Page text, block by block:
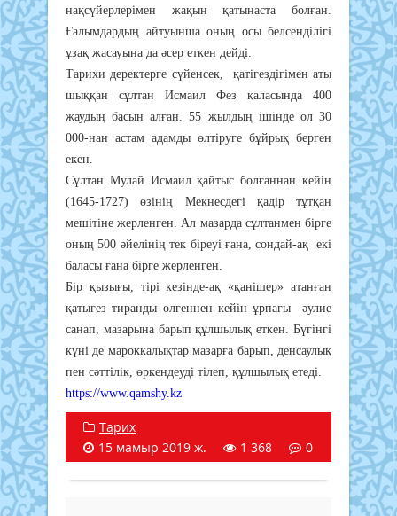
нақсүйерлерімен жақын қатынаста болған.
Ғалымдардың айтуынша оның осы белсенділігі
ұзақ жасауына да әсер еткен дейді.
Тарихи деректерге сүйенсек, қатігездігімен аты
шыққан сұлтан Исмаил Фез қаласында 400
жаудың басын алған. 55 жылдың ішінде ол 30
000-нан астам адамды өлтіруге бұйрық берген
екен.
Сұлтан Мулай Исмаил қайтыс болғаннан кейін
(1645-1727) өзінің Мекнесдегі қадір тұтқан
мешітіне жерленген. Ал мазарда сұлтанмен бірге
оның 500 әйелінің тек біреуі ғана, сондай-ақ екі
баласы ғана бірге жерленген.
Бір қызығы, тірі кезінде-ақ «қанішер» атанған
қатыгез тиранды өлгеннен кейін ұрпағы әулие
санап, мазарына барып құлшылық еткен. Бүгінгі
күні де мароккалықтар мазарға барып, денсаулық
пен сәттілік, өркендеуді тілеп, құлшылық етеді.
https://www.qamshy.kz
Тарих
15 мамыр 2019 ж.
1 368 0